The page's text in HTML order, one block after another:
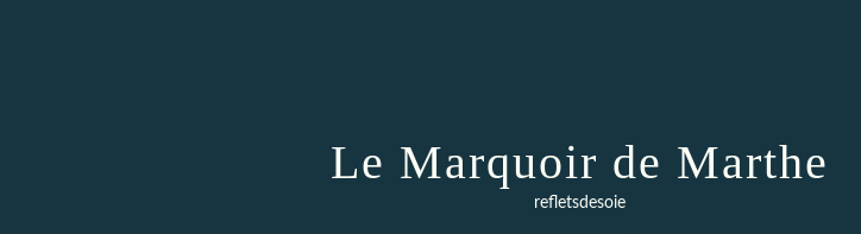
Le Marquoir de Marthe
refletsdesoie